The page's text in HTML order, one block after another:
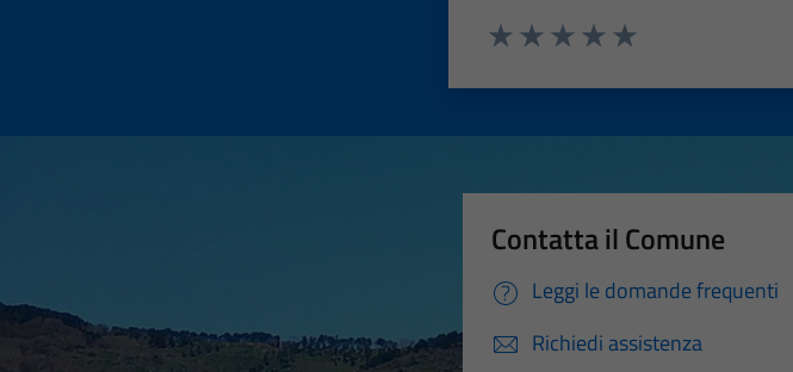
Contatta il Comune
Leggi le domande frequenti
Richiedi assistenza